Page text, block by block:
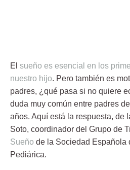
El sueño es esencial en los
nuestro hijo. Pero también es
padres, ¿qué pasa si no quiere
duda muy común entre padres
años. Aquí está la respuesta, de
Soto, coordinador del Grupo de
Sueño de la Sociedad Española
Pediárica.